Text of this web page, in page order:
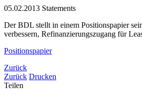
05.02.2013 Statements
Der BDL stellt in einem Positionspapier
verbessern, Refinanzierungszugang für
Positionspapier
Zurück
Zurück Drucken
Teilen